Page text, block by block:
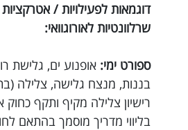
דוגמאות לפעילויות /
שרלוונטיות לאורוגוואי:
ספורט ימי: אופנוע ים, גלישת
בננות, מנצח גלישה, צלילה
רישיון צלילה מקיף ותקף כחוק
בליווי מדריך מוסמך בהתאם